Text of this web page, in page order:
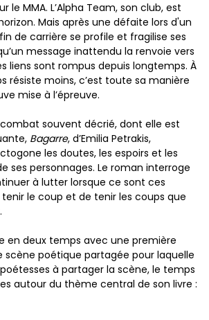
le MMA. L’Alpha Team, son club, est
Mais après une défaite lors d'un
de carrière se profile et fragilise ses
message inattendu la renvoie vers
liens sont rompus depuis longtemps. À
résiste moins, c’est toute sa manière
mise à l’épreuve.
souvent décrié, dont elle est
Bagarre, d’Emilia Petrakis,
les doutes, les espoirs et les
ses personnages. Le roman interroge
à lutter lorsque ce sont ces
le coup et de tenir les coups que
en deux temps avec une première
scène poétique partagée pour laquelle
à partager la scène, le temps
autour du thème central de son livre :